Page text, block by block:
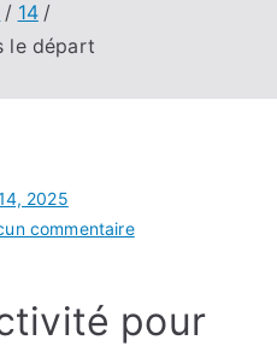
14
le départ
2025
commentairesur
activité
pour